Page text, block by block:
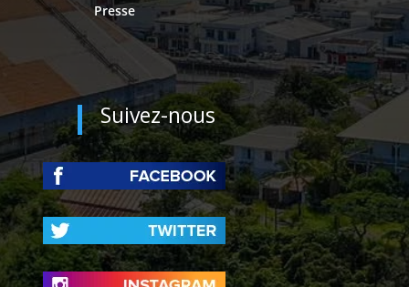
Presse
Suivez-nous